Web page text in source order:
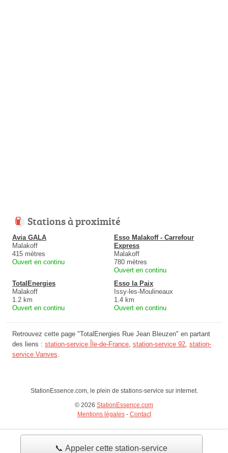
📞 Appeler cette station-service
Stations à proximité
Avia GALA
Malakoff
415 mètres
Ouvert en continu
Esso Malakoff - Carrefour
Express
Malakoff
780 mètres
Ouvert en continu
TotalEnergies
Malakoff
1.2 km
Ouvert en continu
Esso la Paix
Issy-les-Moulineaux
1.4 km
Ouvert en continu
Retrouvez cette page "TotalEnergies Rue Jean Bleuzen" en partant
des liens : station-service Île-de-France, station-service 92, station-
service Vanves.
StationEssence.com, le plein de stations-service sur internet.
© 2026 StationEssence.com
Mentions légales- Contact